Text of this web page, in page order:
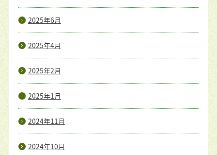
2025年6月
2025年4月
2025年2月
2025年1月
2024年11月
2024年10月